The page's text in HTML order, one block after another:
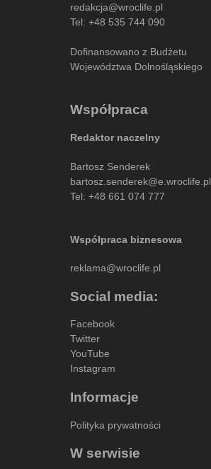
redakcja@wroclife.pl
Tel: +48 535 744 090
Dofinansowano z Budżetu
Województwa Dolnośląskiego
Współpraca
Redaktor naczelny
Bartosz Senderek
bartosz.senderek@e.wroclife.pl
Tel: +48 661 074 777
Współpraca biznesowa
reklama@wroclife.pl
Social media:
Facebook
Twitter
YouTube
Instagram
Informacje
Polityka prywatności
W serwisie